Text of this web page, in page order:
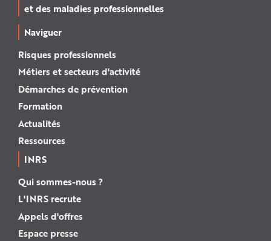
et des maladies professionnelles
Naviguer
Risques professionnels
Métiers et secteurs d'activité
Démarches de prévention
Formation
Actualités
Ressources
INRS
Qui sommes-nous ?
L'INRS recrute
Appels d'offres
Espace presse